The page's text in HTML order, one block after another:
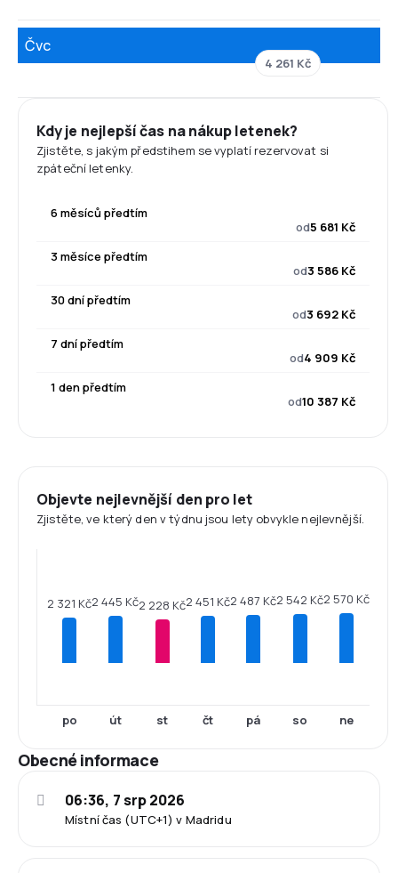
Čvc
4 261 Kč
Kdy je nejlepší čas na nákup letenek?
Zjistěte, s jakým předstihem se vyplatí rezervovat si
zpáteční letenky.
6 měsíců předtím
od5 681 Kč
3 měsíce předtím
od3 586 Kč
30 dní předtím
od3 692 Kč
7 dní předtím
od4 909 Kč
1 den předtím
od10 387 Kč
Objevte nejlevnější den pro let
Zjistěte, ve který den v týdnu jsou lety obvykle nejlevnější.
2 321 Kč
po
2 445 Kč
út
2 228 Kč
st
2 451 Kč
čt
2 487 Kč
pá
2 542 Kč
so
2 570 Kč
ne
Obecné informace
Místní čas (UTC+1) v Madridu
06:36, 7 srp 2026